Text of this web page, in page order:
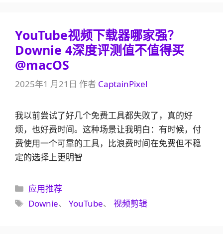
YouTube视频下载器哪家强？
Downie 4深度评测值不值得买
@macOS
2025年1 月21日 作者 CaptainPixel
我以前尝试了好几个免费工具都失败了，真的好
烦，也好费时间。这种场景让我明白：有时候，付
费使用一个可靠的工具，比浪费时间在免费但不稳
定的选择上更明智
分
类
应用推荐
标
Downie、YouTube、 视频剪辑